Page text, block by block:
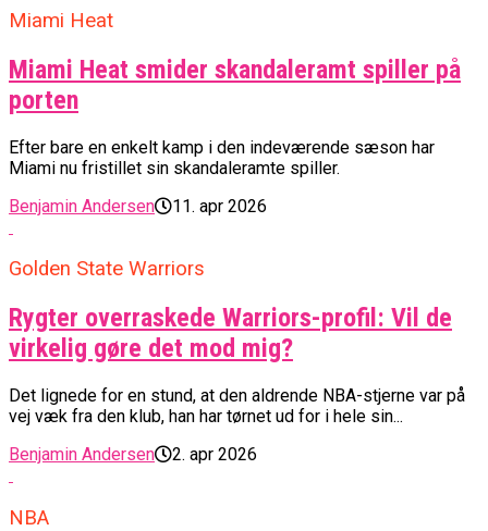
Miami Heat
Miami Heat smider skandaleramt spiller på
porten
Efter bare en enkelt kamp i den indeværende sæson har
Miami nu fristillet sin skandaleramte spiller.
Benjamin Andersen
11. apr 2026
Golden State Warriors
Rygter overraskede Warriors-profil: Vil de
virkelig gøre det mod mig?
Det lignede for en stund, at den aldrende NBA-stjerne var på
vej væk fra den klub, han har tørnet ud for i hele sin...
Benjamin Andersen
2. apr 2026
NBA